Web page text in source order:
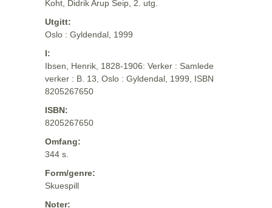
Koht, Didrik Arup Seip, 2. utg.
Utgitt:
Oslo : Gyldendal, 1999
I:
Ibsen, Henrik, 1828-1906: Verker : Samlede
verker : B. 13, Oslo : Gyldendal, 1999, ISBN
8205267650
ISBN:
8205267650
Omfang:
344 s.
Form/genre:
Skuespill
Noter: